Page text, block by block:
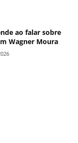
ao falar sobre
Wagner Moura